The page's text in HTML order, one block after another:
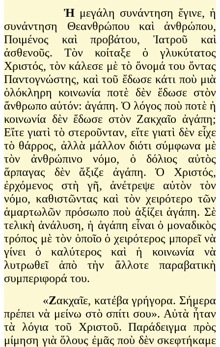
Ἡμεγάλη συνάντηση ἔγινε, ἡ
συνάντηση Θεανθρώπου καὶ ἀνθρώπου,
Ποιμένος καὶ προβάτου, Ἰατροῦ καὶ
ἀσθενοῦς. Τὸν κοίταξε ὁ γλυκύτατος
Χριστός, τὸν κάλεσε μὲ τὸ ὄνομά του ὄντας
Παντογνώστης, καὶ τοῦ ἔδωσε κάτι ποὺ μιὰ
ὁλόκληρη κοινωνία ποτὲ δὲν ἔδωσε στὸν
ἄνθρωπο αὐτόν: ἀγάπη. Ὁ λόγος ποὺ ποτὲ ἡ
κοινωνία δὲν ἔδωσε στὸν Ζακχαῖο ἀγάπη;
Εἴτε γιατὶ τὸ στεροῦνταν, εἴτε γιατὶ δὲν εἶχε
τὸ θάρρος, ἀλλὰ μάλλον διότι σύμφωνα μὲ
τὸν ἀνθρώπινο νόμο, ὁ δόλιος αὐτὸς
ἅρπαγας δὲν ἄξιζε ἀγάπη. Ὁ Χριστός,
ἐρχόμενος στὴ γῆ, ἀνέτρεψε αὐτὸν τὸν
νόμο, καθιστῶντας καὶ τὸν χειρότερο τῶν
ἁμαρτωλῶν πρόσωπο ποὺ ἀξίζει ἀγάπη. Σὲ
τελικὴ ἀνάλυση, ἡ ἀγάπη εἶναι ὁ μοναδικὸς
τρόπος μὲ τὸν ὁποῖο ὁ χειρότερος μπορεῖ νὰ
γίνει ὁ καλύτερος καὶ ἡ κοινωνία νὰ
λυτρωθεῖ ἀπὸ τὴν ἄλλοτε παραβατικὴ
συμπεριφορά του.
«Ζακχαῖε, κατέβα γρήγορα. Σήμερα
πρέπει νὰ μείνω στὸ σπίτι σου». Αὐτὰ ἦταν
τὰ λόγια τοῦ Χριστοῦ. Παράδειγμα πρὸς
μίμηση γιὰ ὅλους ἐμᾶς ποὺ δὲν σκεφτήκαμε